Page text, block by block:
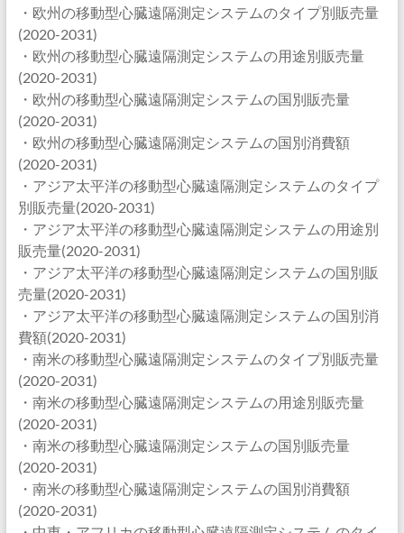
・欧州の移動型心臓遠隔測定システムのタイプ別販売量
(2020-2031)
・欧州の移動型心臓遠隔測定システムの用途別販売量
(2020-2031)
・欧州の移動型心臓遠隔測定システムの国別販売量
(2020-2031)
・欧州の移動型心臓遠隔測定システムの国別消費額
(2020-2031)
・アジア太平洋の移動型心臓遠隔測定システムのタイプ
別販売量(2020-2031)
・アジア太平洋の移動型心臓遠隔測定システムの用途別
販売量(2020-2031)
・アジア太平洋の移動型心臓遠隔測定システムの国別販
売量(2020-2031)
・アジア太平洋の移動型心臓遠隔測定システムの国別消
費額(2020-2031)
・南米の移動型心臓遠隔測定システムのタイプ別販売量
(2020-2031)
・南米の移動型心臓遠隔測定システムの用途別販売量
(2020-2031)
・南米の移動型心臓遠隔測定システムの国別販売量
(2020-2031)
・南米の移動型心臓遠隔測定システムの国別消費額
(2020-2031)